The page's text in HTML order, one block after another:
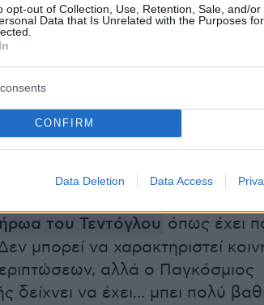
opt-out of Collection, Use, Retention, Sale, and/or
Data that Is Unrelated with the Purposes
CONFIRM
Data Deletion Data Access
εκφράσεών του, η ελευθερία
του λόγου του σε συνδυασμό με
δουλειά που ρίχνει όσο
-υπό την έννοια πως μπορεί
τις ικανότητές του-,
ακόμη και στην κακή του ημέρα,
που όσο πουλάει θα τον
του Τεντόγλου όπως έχει
μπορεί να χαρακτηριστεί
αλλά ο Παγκόσμιος
δείχνει να έχει... μπει πολύ